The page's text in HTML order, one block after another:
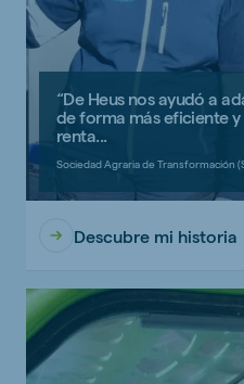
“De Heus nos ayudó a
de forma más eficiente
renta...
Sociedad Agraria de Transformación
Descubre mi historia